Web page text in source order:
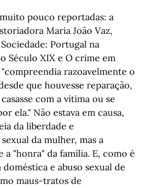
pouco reportadas: a
Maria João Vaz,
Portugal na
Século XIX e O crime em
"compreendia razoavelmente o
que houvesse reparação,
com a vítima ou se
ela." Não estava em causa,
da liberdade e
da mulher, mas a
a "honra" da família. E, como é
e abuso sexual de
maus-tratos de